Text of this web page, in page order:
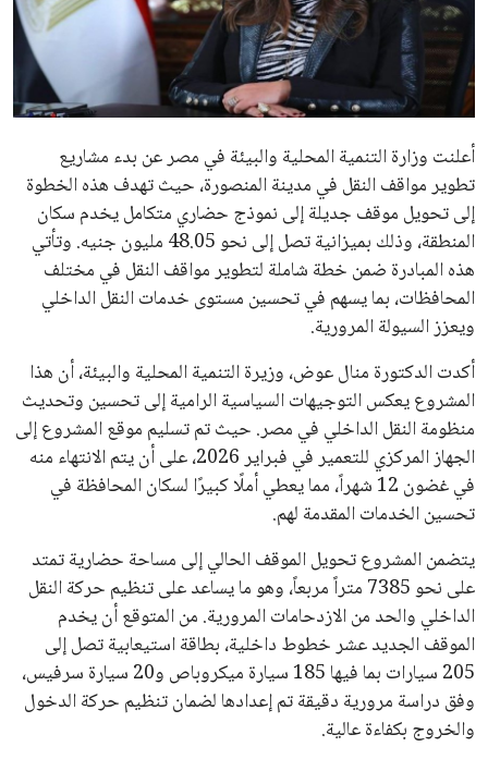
علوم وتكنولوجيا
المرأة والجمال
محافظات
أعلنت وزارة التنمية المحلية والبيئة في مصر عن بدء مشاريع
تطوير مواقف النقل في مدينة المنصورة، حيث تهدف هذه الخطوة
إلى تحويل موقف جديلة إلى نموذج حضاري متكامل يخدم سكان
المنطقة، وذلك بميزانية تصل إلى نحو 48.05 مليون جنيه. وتأتي
هذه المبادرة ضمن خطة شاملة لتطوير مواقف النقل في مختلف
المحافظات، بما يسهم في تحسين مستوى خدمات النقل الداخلي
ويعزز السيولة المرورية.
أكدت الدكتورة منال عوض، وزيرة التنمية المحلية والبيئة، أن هذا
المشروع يعكس التوجيهات السياسية الرامية إلى تحسين وتحديث
منظومة النقل الداخلي في مصر. حيث تم تسليم موقع المشروع إلى
الجهاز المركزي للتعمير في فبراير 2026، على أن يتم الانتهاء منه
في غضون 12 شهراً، مما يعطي أملًا كبيرًا لسكان المحافظة في
تحسين الخدمات المقدمة لهم.
يتضمن المشروع تحويل الموقف الحالي إلى مساحة حضارية تمتد
على نحو 7385 متراً مربعاً، وهو ما يساعد على تنظيم حركة النقل
الداخلي والحد من الازدحامات المرورية. من المتوقع أن يخدم
الموقف الجديد عشر خطوط داخلية، بطاقة استيعابية تصل إلى
205 سيارات بما فيها 185 سيارة ميكروباص و20 سيارة سرفيس،
وفق دراسة مرورية دقيقة تم إعدادها لضمان تنظيم حركة الدخول
والخروج بكفاءة عالية.